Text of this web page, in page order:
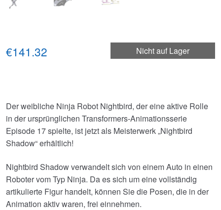
Nicht auf Lager
€141.32
Der weibliche Ninja Robot Nightbird, der eine aktive Rolle
in der ursprünglichen Transformers-Animationsserie
Episode 17 spielte, ist jetzt als Meisterwerk „Nightbird
Shadow“ erhältlich!
Nightbird Shadow verwandelt sich von einem Auto in einen
Roboter vom Typ Ninja. Da es sich um eine vollständig
artikulierte Figur handelt, können Sie die Posen, die in der
Animation aktiv waren, frei einnehmen.